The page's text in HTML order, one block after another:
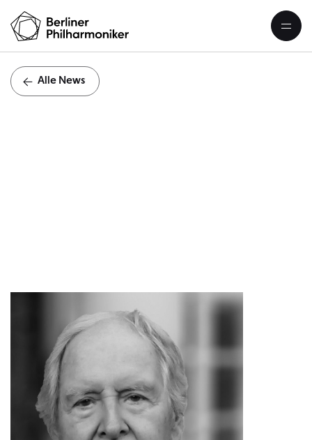
Alle News